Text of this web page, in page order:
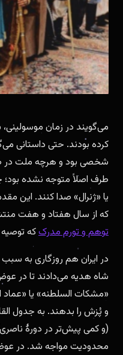
می‌گویند در زمان
کرده بودند. حتی داستانی
شخصی بود و هرچه ملت در
طرف اصلاً متوجه نشده بود؛
یا «ژنرال» صدا کنند. این
که از سال هفتاد و هفت
توهم و تورم مدرککه
در ایران هم روزگاری به
شاه هدیه می‌دادند تا در
«مشکات السلطنه» یا «عماد
و پُزش را بدهند. به جدول
(و کمی پیش‌تر در دورهٔ ناصری)
محدودیت مواجه شد. در